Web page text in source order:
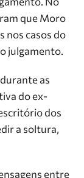
que Moro
nos casos do
julgamento.
as
do ex-
dos
a soltura,
entre